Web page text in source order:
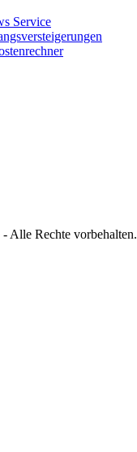
Service
Alle Rechte vorbehalten.